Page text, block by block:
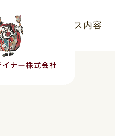
わり サービス内容